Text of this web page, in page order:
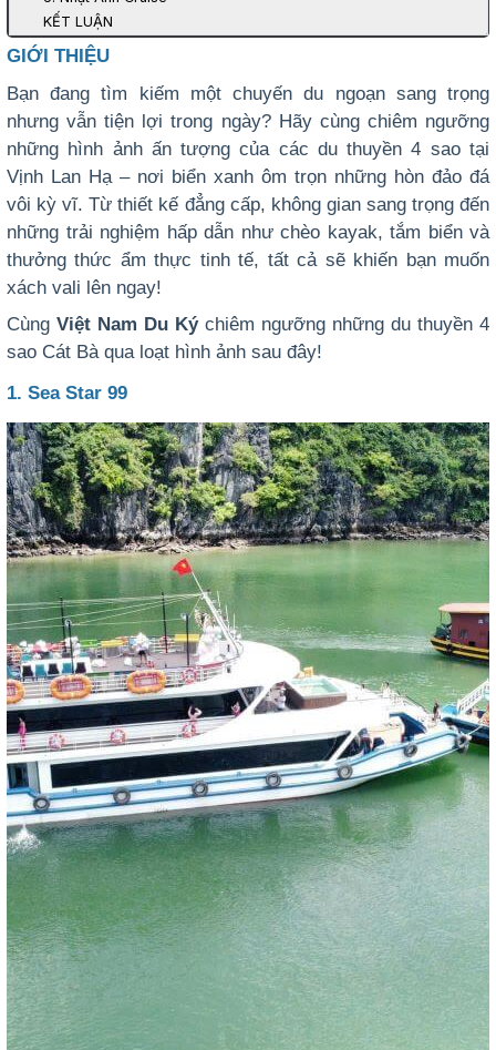
KẾT LUẬN
GIỚI THIỆU
Bạn đang tìm kiếm một chuyến du ngoạn sang trọng
nhưng vẫn tiện lợi trong ngày? Hãy cùng chiêm ngưỡng
những hình ảnh ấn tượng của các du thuyền 4 sao tại
Vịnh Lan Hạ – nơi biển xanh ôm trọn những hòn đảo đá
vôi kỳ vĩ. Từ thiết kế đẳng cấp, không gian sang trọng đến
những trải nghiệm hấp dẫn như chèo kayak, tắm biển và
thưởng thức ẩm thực tinh tế, tất cả sẽ khiến bạn muốn
xách vali lên ngay!
Cùng Việt Nam Du Ký chiêm ngưỡng những du thuyền 4
sao Cát Bà qua loạt hình ảnh sau đây!
1. Sea Star 99